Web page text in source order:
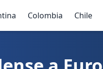
Colombia Chile